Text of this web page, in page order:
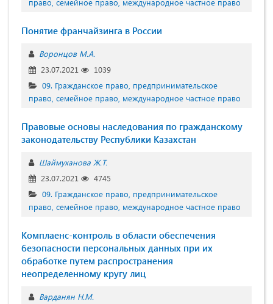
Понятие франчайзинга в России
Воронцов М.А.
23.07.2021
1039
09. Гражданское право, предпринимательское
право, семейное право, международное частное право
Правовые основы наследования по гражданскому
законодательству Республики Казахстан
Шаймуханова Ж.Т.
23.07.2021
4745
09. Гражданское право, предпринимательское
право, семейное право, международное частное право
Комплаенс-контроль в области обеспечения
безопасности персональных данных при их
обработке путем распространения
неопределенному кругу лиц
Варданян Н.М.